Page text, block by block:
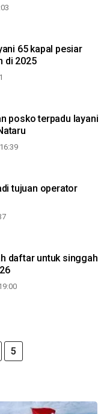
65 kapal pesiar
di 2025
posko terpadu layani
tujuan operator
daftar untuk singgah
5